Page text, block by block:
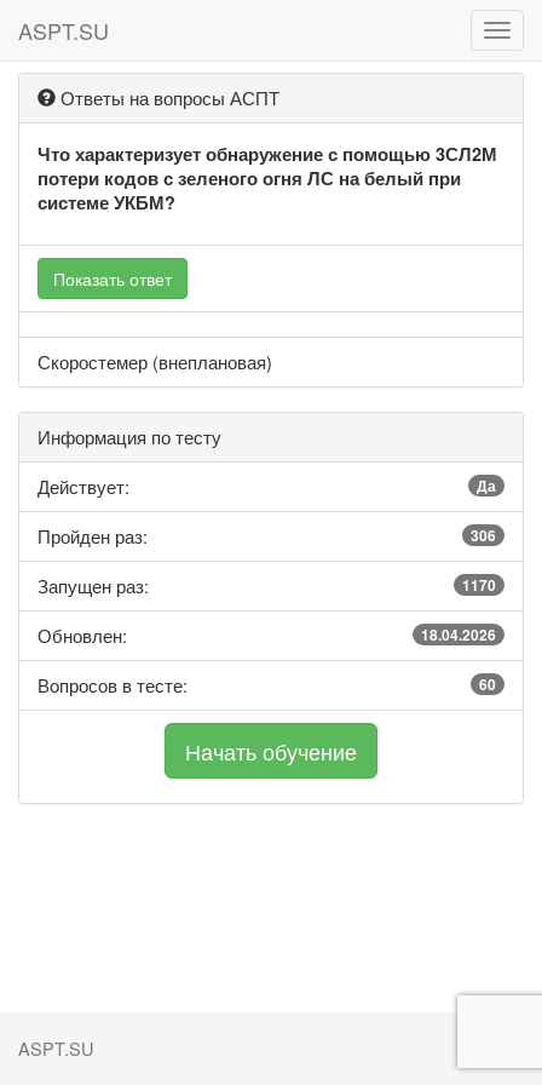
ASPT.SU
Ответы на вопросы АСПТ
Что характеризует обнаружение с помощью 3СЛ2М
потери кодов с зеленого огня ЛС на белый при
системе УКБМ?
Показать ответ
Скоростемер (внеплановая)
Информация по тесту
Действует:
Да
Пройден раз: 306
Запущен раз: 1170
Обновлен: 18.04.2026
Вопросов в тесте: 60
ASPT.SU